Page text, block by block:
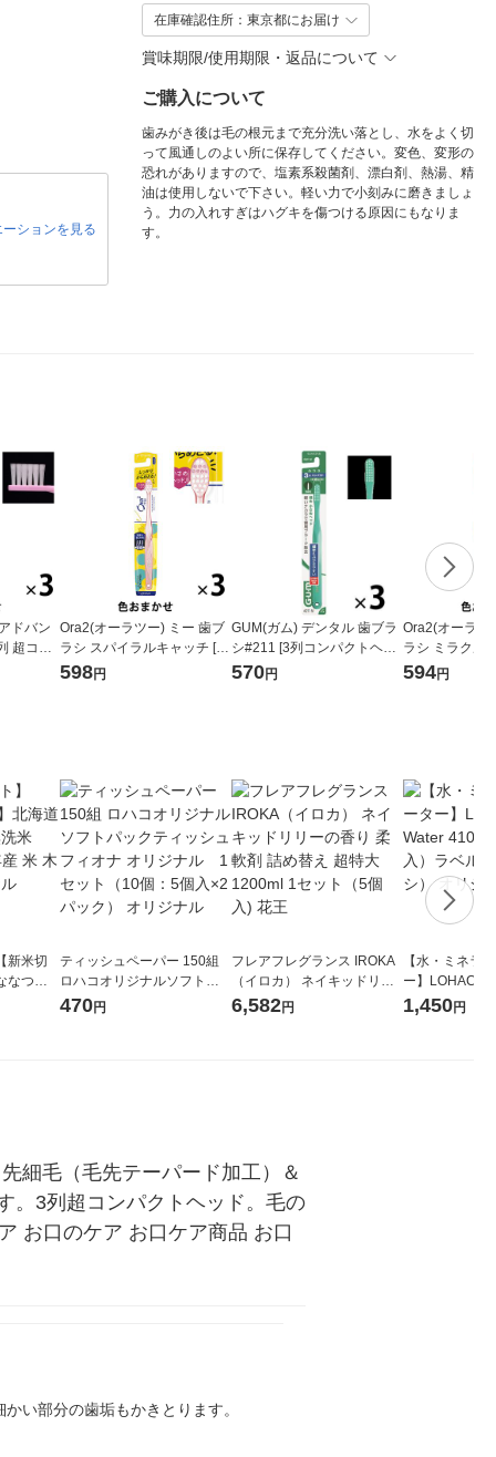
ションを見る
在庫確認住所：東京都にお届け
賞味期限/使用期限・返品について
ご購入について
歯みがき後は毛の根元まで充分洗い落とし、水をよく切
って風通しのよい所に保存してください。変色、変形の
恐れがありますので、塩素系殺菌剤、漂白剤、熱湯、精
油は使用しないで下さい。軽い力で小刻みに磨きましょ
う。力の入れすぎはハグキを傷つける原因にもなりま
す。
ドバン
超コン
歯予防
Ora2(オーラツー) ミー 歯ブ
ラシ スパイラルキャッチ [コ
ンパクトヘッド ふつう] 1セ
598円
GUM(ガム) デンタル 歯ブラ
シ#211 [3列コンパクトヘッ
ド ふつう 先細毛] 1セット(3
570円
Ora2(オーラツ
ラシ ミラクル
パクトヘッド
594円
新米切
つぼ
和7年産
ル
ティッシュペーパー 150組
ロハコオリジナルソフトパ
ックティッシュ フィオナ オ
470円
フレアフレグランス IROKA
（イロカ） ネイキッドリリ
ーの香り 柔軟剤 詰め替え 超
特大 1200ml 1セット（5個
6,582円
【水・ミネラ
ー】LOHACO
1箱（20本入
（イチオシ）
1,450円
細毛（毛先テーパード加工）＆
。3列超コンパクトヘッド。毛の
お口のケア お口ケア商品 お口
い部分の歯垢もかきとります。